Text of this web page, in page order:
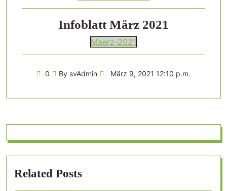
Infoblatt März 2021
Maerz-2021
0 By svAdmin März 9, 2021 12:10 p.m.
Related Posts